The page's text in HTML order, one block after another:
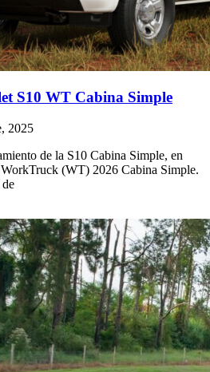
S10 WT Cabina Simple
2025
de la S10 Cabina Simple, en
WorkTruck (WT) 2026 Cabina Simple.